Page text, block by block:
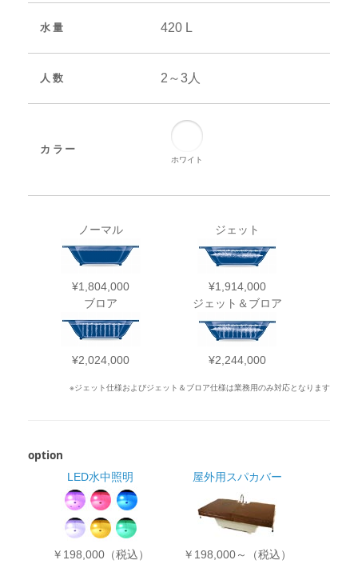
水量 420 L
人数 2～3人
カラー
ホワイト
ノーマル
¥1,804,000
ジェット
¥1,914,000
ブロア
¥2,024,000
ジェット＆ブロア
¥2,244,000
※ジェット仕様およびジェット＆ブロア仕様は業務用のみ対応となります
option
LED水中照明
￥198,000（税込）
屋外用スパカバー
￥198,000～（税込）